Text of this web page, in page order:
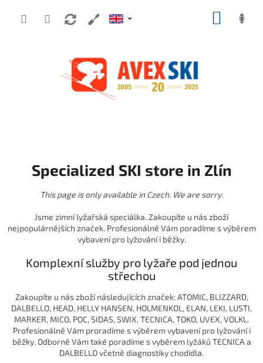
Specialized SKI store in Zlín
This page is only available in Czech. We are sorry.
Jsme zimní lyžařská speciálka. Zakoupíte u nás zboží
nejpopulárnějších značek. Profesionálně Vám poradíme s výběrem
vybavení pro lyžování i běžky.
Komplexní služby pro lyžaře pod jednou
střechou
Zakoupíte u nás zboží následujících značek: ATOMIC, BLIZZARD,
DALBELLO, HEAD, HELLY HANSEN, HOLMENKOL, ELAN, LEKI, LUSTI,
MARKER, MICO, POC, SIDAS, SWIX, TECNICA, TOKO, UVEX, VOLKL.
Profesionálně Vám proradíme s výběrem vybavení pro lyžování i
běžky. Odborně Vám také poradíme s vyběrem lyžáků TECNICA a
DALBELLO včetně diagnostiky chodidla.